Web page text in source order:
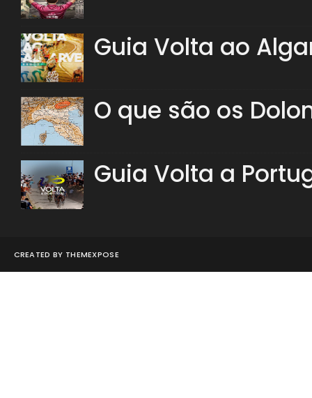
Guia Volta ao
O que são os
Guia Volta a
CREATED BY THEMEXPOSE